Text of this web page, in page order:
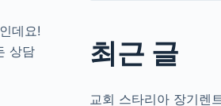
데요!
상담
최근 글
교회 스타리아 장기렌